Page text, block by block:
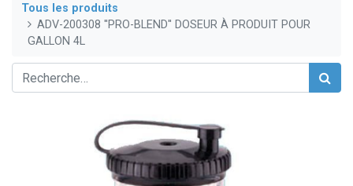
Tous les produits
ADV-200308 ''PRO-BLEND'' DOSEUR À PRODUIT POUR
GALLON 4L